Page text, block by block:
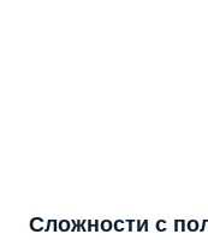
Сложности с